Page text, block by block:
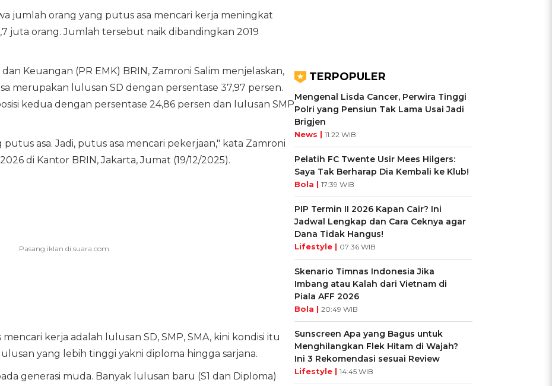
jumlah orang yang putus asa mencari kerja meningkat
juta orang. Jumlah tersebut naik dibandingkan 2019
Keuangan (PR EMK) BRIN, Zamroni Salim menjelaskan,
merupakan lulusan SD dengan persentase 37,97 persen.
kedua dengan persentase 24,86 persen dan lulusan SMP
asa. Jadi, putus asa mencari pekerjaan," kata Zamroni
di Kantor BRIN, Jakarta, Jumat (19/12/2025).
kerja adalah lulusan SD, SMP, SMA, kini kondisi itu
yang lebih tinggi yakni diploma hingga sarjana.
generasi muda. Banyak lulusan baru (S1 dan Diploma)
TERPOPULER
Mengenal Lisda Cancer, Perwira Tinggi
Polri yang Pensiun Tak Lama Usai Jadi
Brigjen
News | 11:22 WIB
Pelatih FC Twente Usir Mees Hilgers:
Saya Tak Berharap Dia Kembali ke Klub!
Bola | 17:39 WIB
PIP Termin II 2026 Kapan Cair? Ini
Jadwal Lengkap dan Cara Ceknya agar
Dana Tidak Hangus!
Lifestyle | 07:36 WIB
Skenario Timnas Indonesia Jika
Imbang atau Kalah dari Vietnam di
Piala AFF 2026
Bola | 20:49 WIB
Sunscreen Apa yang Bagus untuk
Menghilangkan Flek Hitam di Wajah?
Ini 3 Rekomendasi sesuai Review
Lifestyle | 14:45 WIB